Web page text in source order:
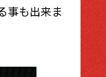
事も出来ま